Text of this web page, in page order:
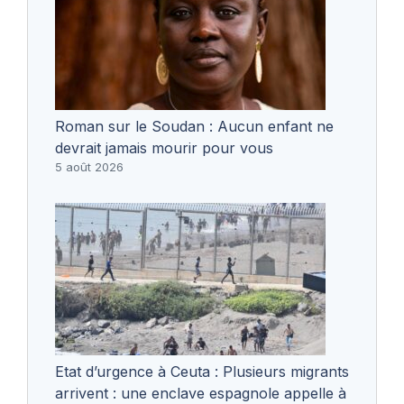
Roman sur le Soudan : Aucun enfant ne
devrait jamais mourir pour vous
5 août 2026
Etat d’urgence à Ceuta : Plusieurs migrants
arrivent : une enclave espagnole appelle à